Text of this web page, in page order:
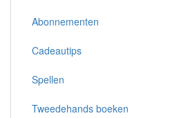
Abonnementen
Cadeautips
Spellen
Tweedehands boeken